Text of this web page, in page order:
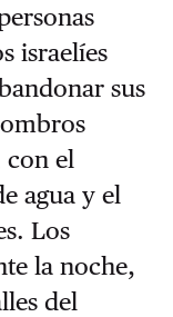
israelíes
sus
con el
agua y el
Los
la noche,
del